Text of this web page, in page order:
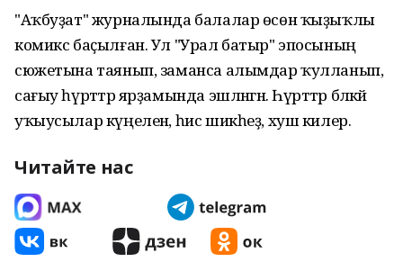
"Аҡбуҙат" журналында балалар өсөн ҡыҙыҡлы
комикс баҫылған. Ул "Урал батыр" эпосының
сюжетына таянып, заманса алымдар ҡулланып,
сағыу һүрәттәр ярҙамында эшләнгән. Һүрәттәр бәләкәй
уҡыусылар күңеленә, һис шикһеҙ, хуш килер.
Читайте нас